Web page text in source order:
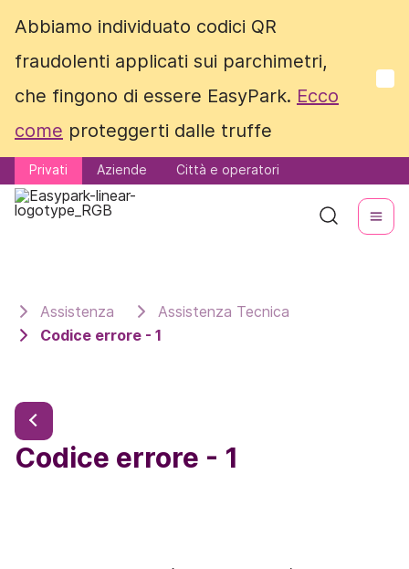
Abbiamo individuato codici QR
fraudolenti applicati sui parchimetri,
che fingono di essere EasyPark. Ecco
come proteggerti dalle truffe
Privati Aziende Città e operatori
Abbiamo individuato codici QR
fraudolenti applicati sui parchimetri,
che fingono di essere EasyPark. Ecco
come proteggerti dalle truffe
Privati Aziende Città e operatori
Assistenza
Assistenza Tecnica
Codice errore - 1
Codice errore - 1